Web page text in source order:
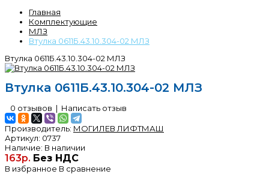
Главная
Комплектующие
МЛЗ
Втулка 0611Б.43.10.304-02 МЛЗ
Втулка 0611Б.43.10.304-02 МЛЗ
Втулка 0611Б.43.10.304-02 МЛЗ
0 отзывов | Написать отзыв
Производитель: МОГИЛЕВ ЛИФТМАШ
Артикул: 0737
Наличие: В наличии
163р. Без НДС
В избранное В сравнение